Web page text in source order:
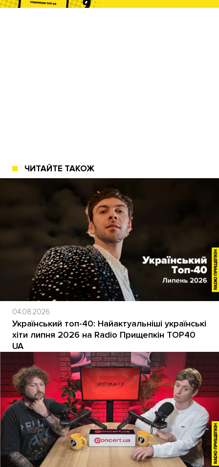
ЧИТАЙТЕ ТАКОЖ
04.08.2026
Український топ-40: Найактуальніші українські
хіти липня 2026 на Radio Прищепкін TOP40
UA